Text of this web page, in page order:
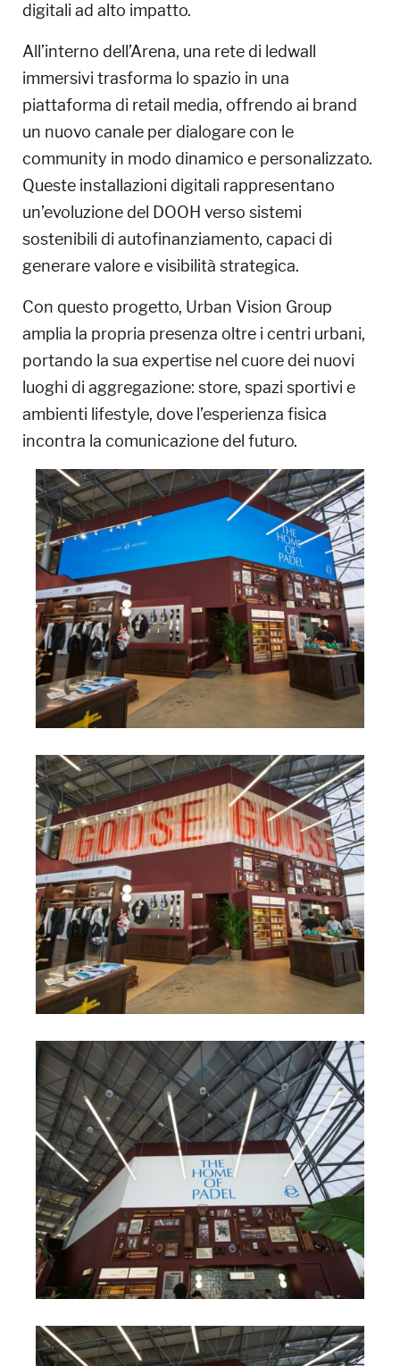
digitali ad alto impatto.
All’interno dell’Arena, una rete di ledwall
immersivi trasforma lo spazio in una
piattaforma di retail media, offrendo ai brand
un nuovo canale per dialogare con le
community in modo dinamico e personalizzato.
Queste installazioni digitali rappresentano
un’evoluzione del DOOH verso sistemi
sostenibili di autofinanziamento, capaci di
generare valore e visibilità strategica.
Con questo progetto, Urban Vision Group
amplia la propria presenza oltre i centri urbani,
portando la sua expertise nel cuore dei nuovi
luoghi di aggregazione: store, spazi sportivi e
ambienti lifestyle, dove l’esperienza fisica
incontra la comunicazione del futuro.